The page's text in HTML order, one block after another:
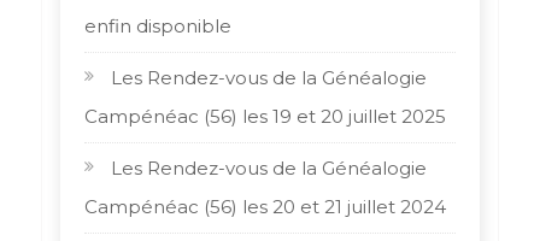
enfin disponible
Les Rendez-vous de la Généalogie
Campénéac (56) les 19 et 20 juillet 2025
Les Rendez-vous de la Généalogie
Campénéac (56) les 20 et 21 juillet 2024